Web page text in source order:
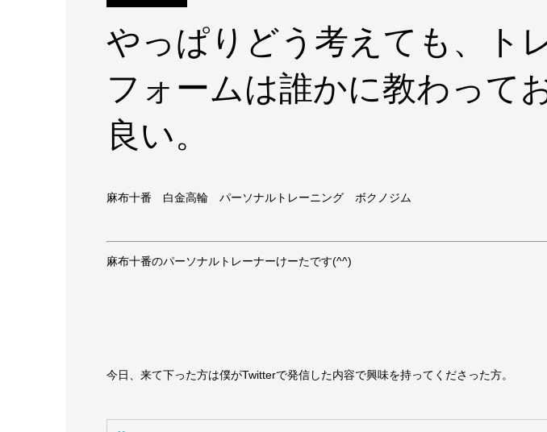
やっぱりどう考えても、ト
フォームは誰かに教わって
良い。
麻布十番 白金高輪 パーソナルトレーニング ボクノジム
麻布十番のパーソナルトレーナーけーたです(^^)
今日、来て下った方は僕がTwitterで発信した内容で興味を持ってくださった方。